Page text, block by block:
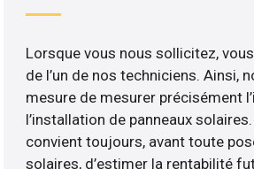
Lorsque vous nous sollicitez,
de l’un de nos techniciens. Ainsi,
mesure de mesurer précisément
l’installation de panneaux
convient toujours, avant toute
solaires, d’estimer la rentabilité